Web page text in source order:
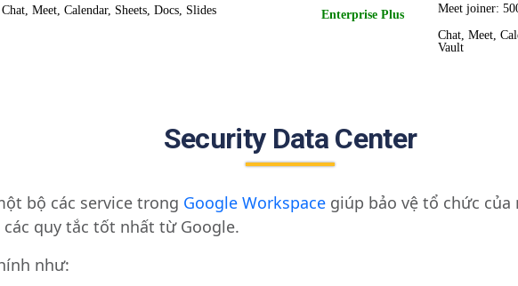
Chat, Meet, Calendar, Sheets, Docs, Slides
Enterprise Plus
Meet joiner:
Chat, Meet,
Vault
Security Data Center
bộ các service trong Google Workspace giúp bảo vệ tổ chức
quy tắc tốt nhất từ Google.
như: